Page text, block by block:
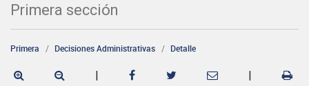
Primera sección
Primera Decisiones Administrativas Detalle
| |